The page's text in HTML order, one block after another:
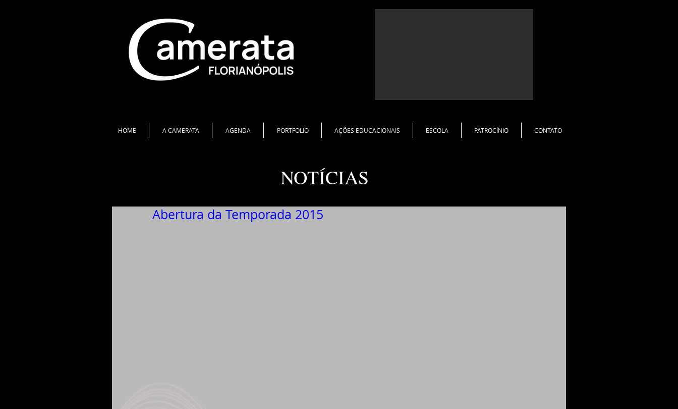
HOME A CAMERATA AGENDA PORTFOLIO AÇÕES EDUCACIONAIS ESCOLA PATROCÍNIO CONTATO
NOTÍCIAS
Abertura da Temporada 2015